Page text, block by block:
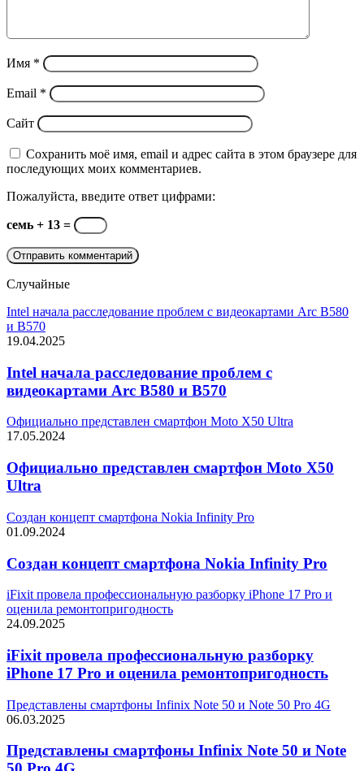
Имя *
Email *
Сайт
Сохранить моё имя, email и адрес сайта в этом браузере для
последующих моих комментариев.
Пожалуйста, введите ответ цифрами:
семь + 13 =
Случайные
Intel начала расследование проблем с видеокартами Arc B580
и B570
19.04.2025
Intel начала расследование проблем с
видеокартами Arc B580 и B570
Официально представлен смартфон Moto X50 Ultra
17.05.2024
Официально представлен смартфон Moto X50
Ultra
Создан концепт смартфона Nokia Infinity Pro
01.09.2024
Создан концепт смартфона Nokia Infinity Pro
iFixit провела профессиональную разборку iPhone 17 Pro и
оценила ремонтопригодность
24.09.2025
iFixit провела профессиональную разборку
iPhone 17 Pro и оценила ремонтопригодность
Представлены смартфоны Infinix Note 50 и Note 50 Pro 4G
06.03.2025
Представлены смартфоны Infinix Note 50 и Note